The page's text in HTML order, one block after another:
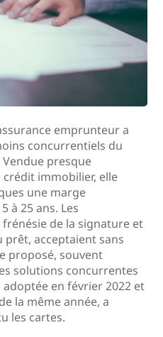
emprunteur a
concurrentiels du
presque
immobilier, elle
une marge
à 25 ans. Les
de la signature et
prêt, acceptaient sans
proposé, souvent
solutions concurrentes
en février 2022 et
la même année, a
les cartes.